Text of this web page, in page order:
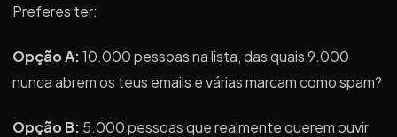
Preferes ter:
Opção A:10.000 pessoas na lista, das quais 9.000
nunca abrem os teus emails e várias marcam como spam?
Opção B: 5.000 pessoas que realmente querem ouvir